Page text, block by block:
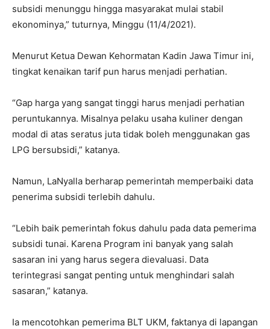
subsidi menunggu hingga masyarakat mulai stabil
ekonominya,” tuturnya, Minggu (11/4/2021).
Menurut Ketua Dewan Kehormatan Kadin Jawa Timur ini,
tingkat kenaikan tarif pun harus menjadi perhatian.
“Gap harga yang sangat tinggi harus menjadi perhatian
peruntukannya. Misalnya pelaku usaha kuliner dengan
modal di atas seratus juta tidak boleh menggunakan gas
LPG bersubsidi,” katanya.
Namun, LaNyalla berharap pemerintah memperbaiki data
penerima subsidi terlebih dahulu.
“Lebih baik pemerintah fokus dahulu pada data pemerima
subsidi tunai. Karena Program ini banyak yang salah
sasaran ini yang harus segera dievaluasi. Data
terintegrasi sangat penting untuk menghindari salah
sasaran,” katanya.
Ia mencotohkan pemerima BLT UKM, faktanya di lapangan